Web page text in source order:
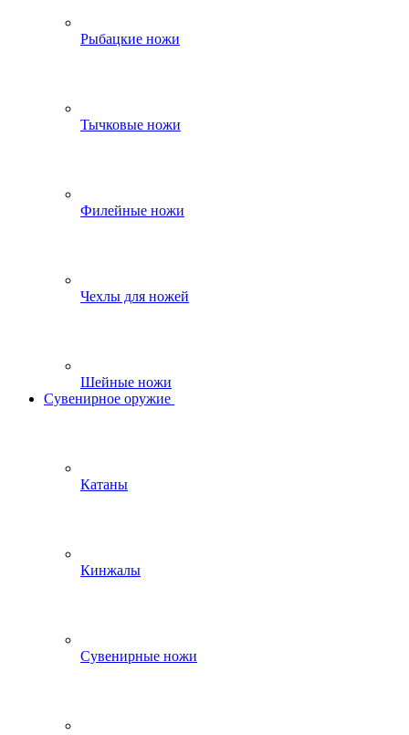
Рыбацкие ножи
Тычковые ножи
Филейные ножи
Чехлы для ножей
Шейные ножи
Сувенирное оружие
Катаны
Кинжалы
Сувенирные ножи